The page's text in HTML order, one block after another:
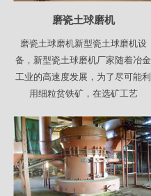
磨瓷土球磨机
磨瓷土球磨机新型瓷土球磨机设
备，新型瓷土球磨机厂家随着冶金
工业的高速度发展，为了尽可能利
用细粒贫铁矿，在选矿工艺